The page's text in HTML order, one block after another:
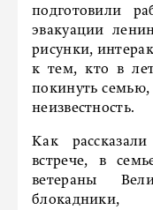
подготовили
эвакуации
рисунки,
к тем, кто в
покинуть семью,
неизвестность.
Как
встрече, в
ветераны